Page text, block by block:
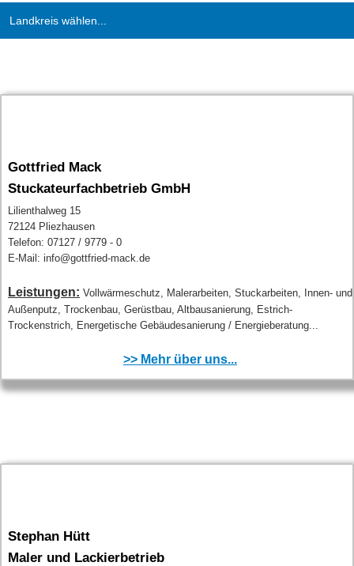
Landkreis wählen...
Gottfried Mack
Stuckateurfachbetrieb GmbH
Lilienthalweg 15
72124 Pliezhausen
Telefon: 07127 / 9779 - 0
E-Mail: info@gottfried-mack.de
Leistungen: Vollwärmeschutz, Malerarbeiten, Stuckarbeiten, Innen- und
Außenputz, Trockenbau, Gerüstbau, Altbausanierung, Estrich-
Trockenstrich, Energetische Gebäudesanierung / Energieberatung...
>> Mehr über uns...
Stephan Hütt
Maler und Lackierbetrieb